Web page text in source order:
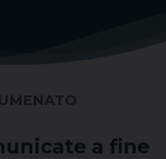
a fine